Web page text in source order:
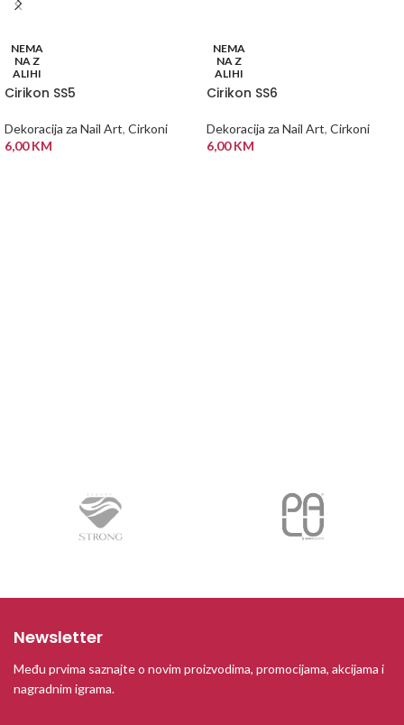
NEMA
NA Z
ALIHI
Cirikon SS5
Dekoracija za Nail Art, Cirkoni
6,00KM
NEMA
NA Z
ALIHI
Cirikon SS6
Dekoracija za Nail Art, Cirkoni
6,00KM
Newsletter
Među prvima saznajte o novim proizvodima, promocijama, akcijama i
nagradnim igrama.